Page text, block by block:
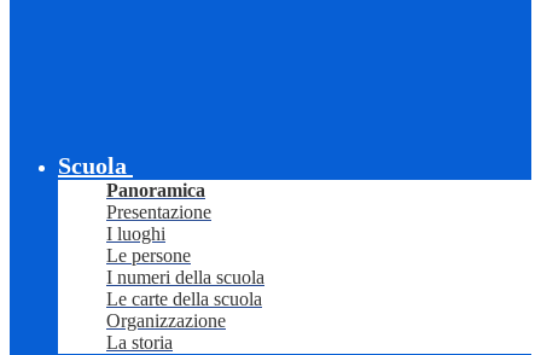
Scuola
Panoramica
Presentazione
I luoghi
Le persone
I numeri della scuola
Le carte della scuola
Organizzazione
La storia